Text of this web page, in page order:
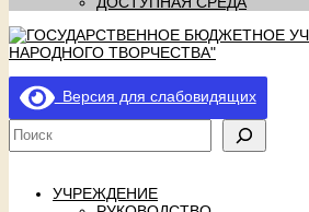
Версия для слабовидящих
УЧРЕЖДЕНИЕ